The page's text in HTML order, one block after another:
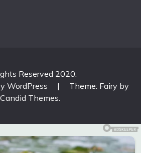
Reserved 2020.
WordPress
|
Theme: Fairy by
Candid Themes